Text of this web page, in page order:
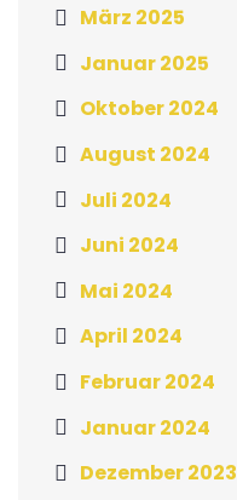
März 2025
Januar 2025
Oktober 2024
August 2024
Juli 2024
Juni 2024
Mai 2024
April 2024
Februar 2024
Januar 2024
Dezember 2023